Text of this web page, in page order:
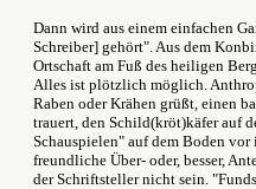
Dann wird aus einem einfachen
Schreiber] gehört". Aus dem
Ortschaft am Fuß des heiligen
Alles ist plötzlich möglich.
Raben oder Krähen grüßt, einen
trauert, den Schild(kröt)käfer auf
Schauspielen" auf dem Boden
freundliche Über- oder, besser,
der Schriftsteller nicht sein.